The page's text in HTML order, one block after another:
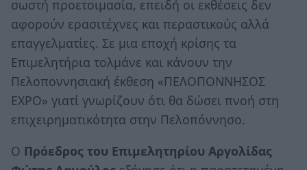
σωστή προετοιμασία, επειδή οι εκθέσεις δεν
αφορούν ερασιτέχνες και περαστικούς αλλά
επαγγελματίες. Σε μια εποχή κρίσης τα
Επιμελητήρια τολμάνε και κάνουν την
Πελοποννησιακή έκθεση «ΠΕΛΟΠΟΝΝΗΣΟΣ
EXPO» γιατί γνωρίζουν ότι θα δώσει πνοή στη
επιχειρηματικότητα στην Πελοπόννησο.
Ο Πρόεδρος του Επιμελητηρίου Αργολίδας